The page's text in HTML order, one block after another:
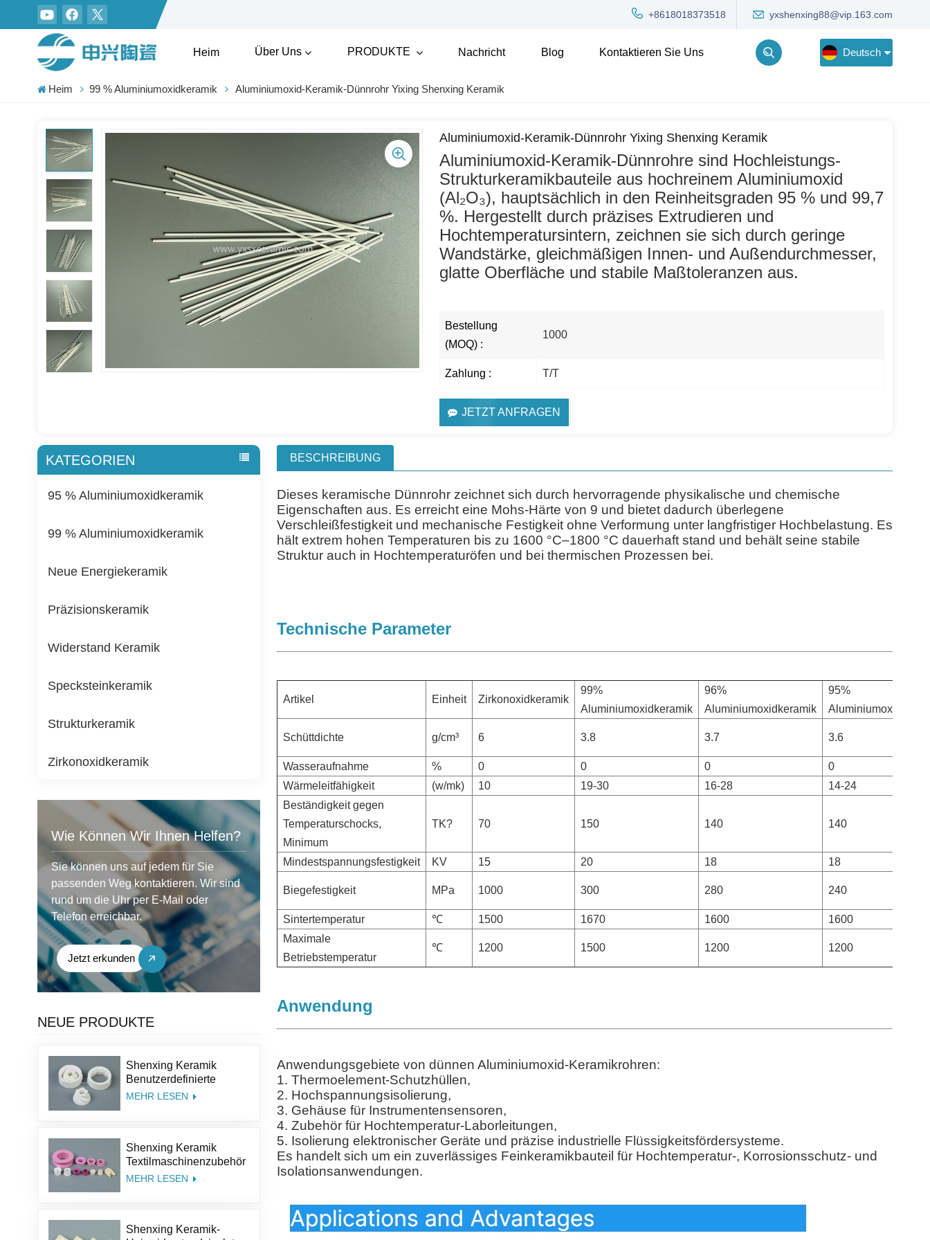
+8618018373518 yxshenxing88@vip.163.com
Heim Über Uns PRODUKTE Nachricht Blog Kontaktieren Sie Uns Deutsch
Русский
한국어
Türkçe
Heim 99 % Aluminiumoxidkeramik Aluminiumoxid-Keramik-Dünnrohr Yixing Shenxing Keramik
Aluminiumoxid-Keramik-Dünnrohr Yixing Shenxing Keramik
Aluminiumoxid-Keramik-Dünnrohre sind Hochleistungs-
Strukturkeramikbauteile aus hochreinem Aluminiumoxid
(Al₂O₃), hauptsächlich in den Reinheitsgraden 95 % und 99,7
%. Hergestellt durch präzises Extrudieren und
Hochtemperatursintern, zeichnen sie sich durch geringe
Wandstärke, gleichmäßigen Innen- und Außendurchmesser,
glatte Oberfläche und stabile Maßtoleranzen aus.
Bestellung
(MOQ) :
1000
Zahlung : T/T
JETZT ANFRAGEN
KATEGORIEN
95 % Aluminiumoxidkeramik
99 % Aluminiumoxidkeramik
Neue Energiekeramik
Präzisionskeramik
Widerstand Keramik
Specksteinkeramik
Strukturkeramik
Zirkonoxidkeramik
Wie Können Wir Ihnen Helfen?
Sie können uns auf jedem für Sie
passenden Weg kontaktieren. Wir sind
rund um die Uhr per E-Mail oder
Telefon erreichbar.
Jetzt erkunden
NEUE PRODUKTE
Shenxing Keramik
Benutzerdefinierte
Größe Struktur Salz Kit
Grate
MEHR LESEN
Shenxing Keramik
Textilmaschinenzubehör
95% Keramikteil
MEHR LESEN
Shenxing Keramik-
BESCHREIBUNG
Dieses keramische Dünnrohr zeichnet sich durch hervorragende physikalische und chemische
Eigenschaften aus. Es erreicht eine Mohs-Härte von 9 und bietet dadurch überlegene
Verschleißfestigkeit und mechanische Festigkeit ohne Verformung unter langfristiger Hochbelastung. Es
hält extrem hohen Temperaturen bis zu 1600 °C–1800 °C dauerhaft stand und behält seine stabile
Struktur auch in Hochtemperaturöfen und bei thermischen Prozessen bei.
Technische Parameter
Artikel Einheit Zirkonoxidkeramik
99%
Aluminiumoxidkeramik
96%
Aluminiumoxidkeramik
95%
Schüttdichte g/cm³ 6 3.8 3.7 3.6
Wasseraufnahme % 0 0 0
0
Wärmeleitfähigkeit
(w/mk) 10 19-30 16-28
14-24
Beständigkeit gegen
Temperaturschocks,
Minimum
TK? 70 150 140 140
Mindestspannungsfestigkeit KV 15 20 18 18
Biegefestigkeit MPa 1000 300 280 240
Sintertemperatur ℃ 1500 1670 1600
1600
Maximale
Betriebstemperatur
℃ 1200 1500 1200 1200
Anwendung
Anwendungsgebiete von dünnen Aluminiumoxid-Keramikrohren:
1. Thermoelement-Schutzhüllen,
2. Hochspannungsisolierung,
3. Gehäuse für Instrumentensensoren,
4. Zubehör für Hochtemperatur-Laborleitungen,
5. Isolierung elektronischer Geräte und präzise industrielle Flüssigkeitsfördersysteme.
Es handelt sich um ein zuverlässiges Feinkeramikbauteil für Hochtemperatur-, Korrosionsschutz- und
Isolationsanwendungen.